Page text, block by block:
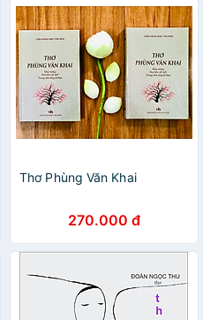
Thơ Phùng Văn Khai
270.000 đ